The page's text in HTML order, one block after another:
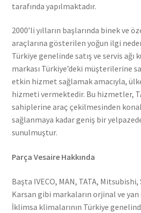
tarafında yapılmaktadır.
2000’li yılların başlarında binek ve
araçlarına gösterilen yoğun ilgi
Türkiye genelinde satış ve servis ağı
markası Türkiye’deki müşterilerine
etkin hizmet sağlamak amacıyla,
hizmeti vermektedir. Bu hizmetler,
sahiplerine araç çekilmesinden
sağlanmaya kadar geniş bir
sunulmuştur.
Parça Vesaire Hakkında
Başta IVECO, MAN, TATA,
Karsan gibi markaların orjinal ve yan
İklimsa klimalarının Türkiye